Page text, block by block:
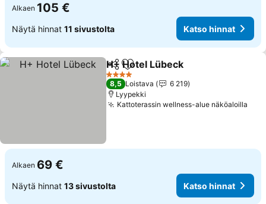
Alkaen 105 €
Näytä hinnat 11 sivustolta Katso hinnat
Jaa Lisää suosikkeihin
H+ Hotel Lübeck
4 Tähtiluokitus
8,5 Loistava
6 219
Lyypekki
Kattoterassin wellness-alue näköaloilla
Alkaen 69 €
Näytä hinnat 13 sivustolta Katso hinnat